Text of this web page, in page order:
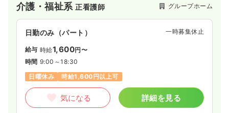
介護・福祉系正看護師 グループホーム
日勤のみ（パート） 一時募集休止
給与 時給1,600円〜
時間 9:00～18:30
日曜休み
時給1,600円以上可
気になる 詳細を見る